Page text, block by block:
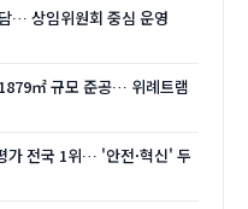
… 상임위원회 중심 운영
㎡ 규모 준공… 위례트램
가 전국 1위… '안전·혁신' 두